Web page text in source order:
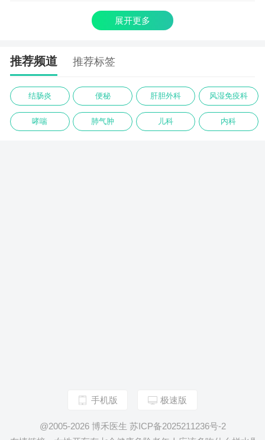
展开更多
推荐频道 推荐标签
结肠炎 便秘 肝胆外科 风湿免疫科
哮喘 肺气肿 儿科 内科
手机版 极速版
@2005-2026 博禾医生 苏ICP备2025211236号-2